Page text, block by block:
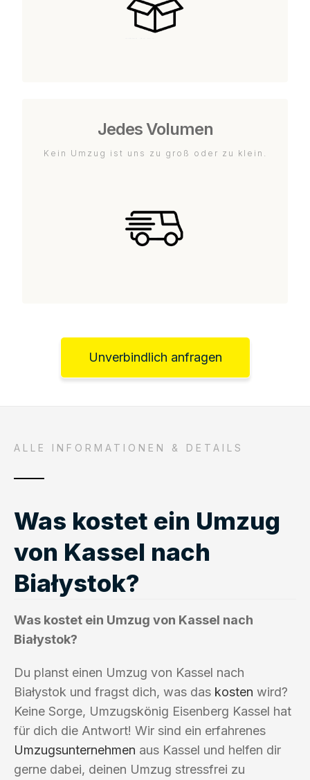
Jedes Volumen
Kein Umzug ist uns zu groß oder zu klein.
Unverbindlich anfragen
ALLE INFORMATIONEN & DETAILS
Was kostet ein Umzug
von Kassel nach
Białystok?
Was kostet ein Umzug von Kassel nach
Białystok?
Du planst einen Umzug von Kassel nach
Białystok und fragst dich, was das kosten wird?
Keine Sorge, Umzugskönig Eisenberg Kassel hat
für dich die Antwort! Wir sind ein erfahrenes
Umzugsunternehmen aus Kassel und helfen dir
gerne dabei, deinen Umzug stressfrei zu